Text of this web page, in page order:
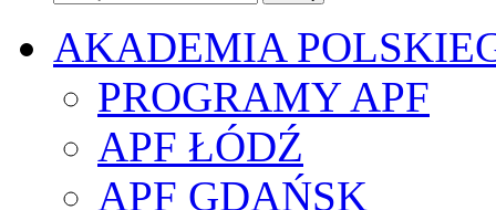
AKADEMIA
PROGRAMY APF
APF ŁÓDŹ
APF GDAŃSK